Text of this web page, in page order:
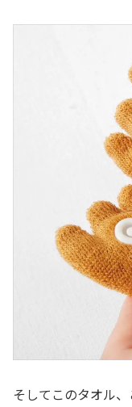
そしてこのタオル